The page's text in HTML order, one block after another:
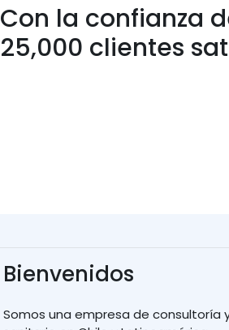
Con la confianza
25,000 clientes
Bienvenidos
Somos una empresa de